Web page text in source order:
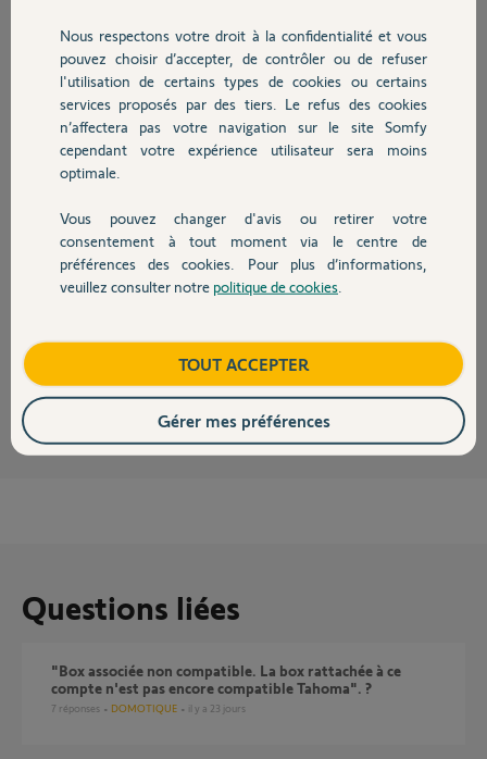
Chauffage
Autres produits
Devis avec un pro
Contact
gregori C.
il y a plus d'un an
Participer au fil de discussion
Réponses
Bonjour Gregori,
je viens de faire le necessaire.
Nicolas F. il y a plus d'un an
Questions liées
"Box associée non compatible. La box rattachée à ce
compte n'est pas encore compatible Tahoma". ?
7 réponses DOMOTIQUE il y a 23 jours
Nous respectons votre droit à la confidentialité et vous
pouvez choisir d’accepter, de contrôler ou de refuser
l'utilisation de certains types de cookies ou certains
services proposés par des tiers. Le refus des cookies
n’affectera pas votre navigation sur le site Somfy
cependant votre expérience utilisateur sera moins
optimale.
Vous pouvez changer d'avis ou retirer votre
consentement à tout moment via le centre de
préférences des cookies. Pour plus d’informations,
veuillez consulter notre politique de cookies
TOUT ACCEPTER
Gérer mes préférences